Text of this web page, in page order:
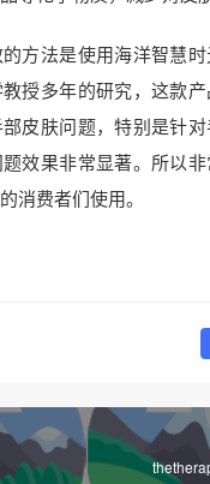
方法是使用海洋智慧
授多年的研究，这款
皮肤问题，特别是针
效果非常显著。所以
消费者们使用。